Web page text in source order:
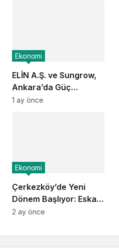
ELİN A.Ş. ve Sungrow,
Ankara’da Güç
Elektroniği Üretimi İçin
Ekonomi
1 ay önce
Çerkezköy’de Yeni
Dönem Başlıyor: Eska
Edition Kent Etabı
Ekonomi
2 ay önce